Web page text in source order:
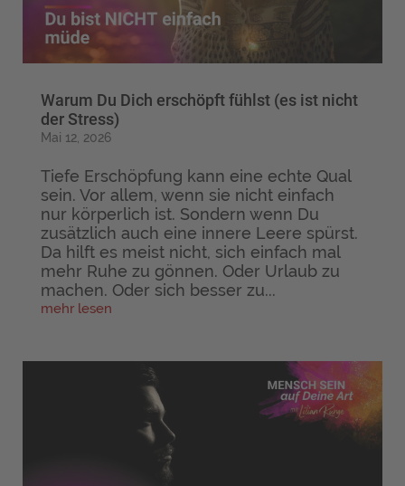
Warum Du Dich erschöpft fühlst (es ist nicht
der Stress)
Mai 12, 2026
Tiefe Erschöpfung kann eine echte Qual
sein. Vor allem, wenn sie nicht einfach
nur körperlich ist. Sondern wenn Du
zusätzlich auch eine innere Leere spürst.
Da hilft es meist nicht, sich einfach mal
mehr Ruhe zu gönnen. Oder Urlaub zu
machen. Oder sich besser zu...
mehr lesen